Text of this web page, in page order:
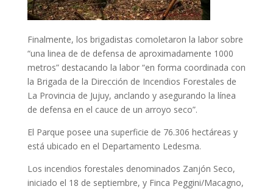
Finalmente, los brigadistas comoletaron la labor sobre
“una linea de de defensa de aproximadamente 1000
metros” destacando la labor “en forma coordinada con
la Brigada de la Dirección de Incendios Forestales de
La Provincia de Jujuy, anclando y asegurando la línea
de defensa en el cauce de un arroyo seco”.
El Parque posee una superficie de 76.306 hectáreas y
está ubicado en el Departamento Ledesma.
Los incendios forestales denominados Zanjón Seco,
iniciado el 18 de septiembre, y Finca Peggini/Macagno,